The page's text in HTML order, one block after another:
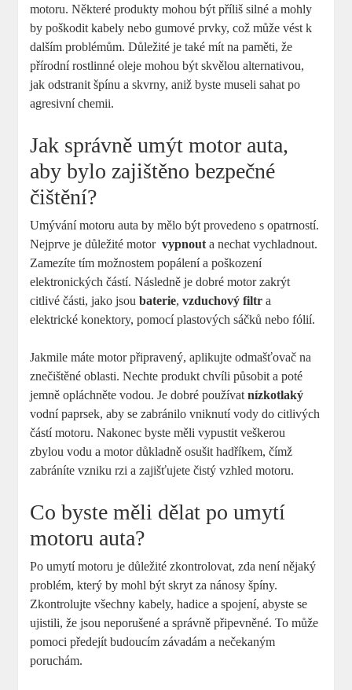
motoru. Některé produkty mohou být příliš silné ⁢a mohly⁤
by poškodit kabely nebo ‍gumové ‌prvky, což může vést ⁤k
dalším problémům. Důležité je také mít na paměti,​ že ​
přírodní rostlinné oleje mohou být ‍skvělou alternativou,
jak odstranit špínu a ‌skvrny, ⁤aniž byste museli sahat po
agresivní ‍chemii.
Jak správně umýt motor auta,⁢
aby bylo ‌zajištěno⁤ bezpečné
čištění?
Umývání​ motoru auta by mělo být provedeno s opatrností.
Nejprve‍ je důležité motor ⁤vypnout a nechat vychladnout.
Zamezíte tím možnostem popálení a ‌poškození⁢
elektronických částí. Následně ⁣je dobré motor zakrýt
citlivé části, ⁤jako jsou⁤baterie,vzduchový filtr a
elektrické konektory, pomocí⁣ plastových sáčků nebo⁣ fólií.
Jakmile máte motor⁢ připravený, aplikujte‍ odmašťovač ​na
znečištěné oblasti.⁢ Nechte⁤ produkt chvíli působit a poté⁣
jemně opláchněte vodou.‍ Je dobré ‌používatnízkotlaký
vodní paprsek, ‌aby​ se zabránilo vniknutí vody do citlivých
částí motoru. Nakonec byste měli vypustit ‌veškerou
zbylou vodu a motor důkladně ‍osušit ‌hadříkem, čímž
zabráníte vzniku rzi a zajišťujete⁣ čistý vzhled motoru.
Co byste měli dělat po umytí
‌motoru auta?
Po umytí motoru je důležité ‍zkontrolovat,⁤ zda není nějaký
problém, který by mohl být skryt za nánosy špíny.
Zkontrolujte všechny kabely, hadice a‌ spojení, abyste se
ujistili, že jsou neporušené​ a správně připevněné. To může
pomoci ‌předejít budoucím závadám a ‌nečekaným
poruchám.